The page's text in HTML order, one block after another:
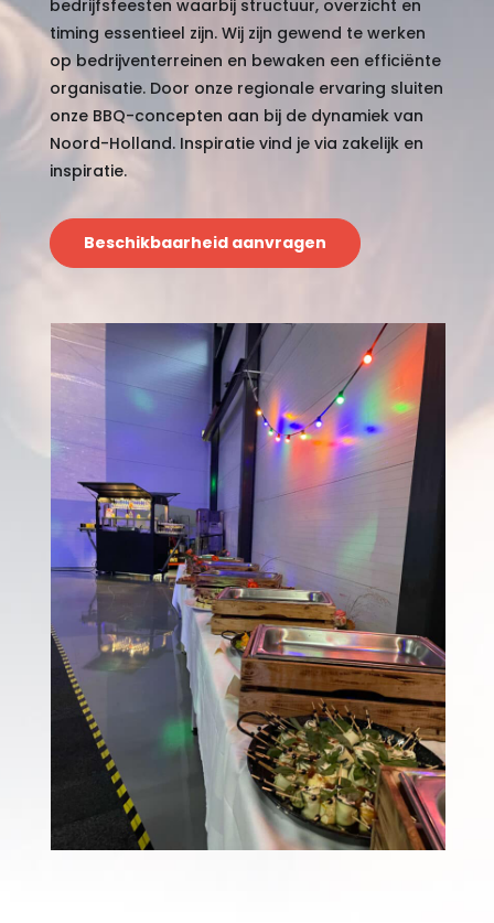
bedrijfsfeesten waarbij structuur, overzicht en
timing essentieel zijn. Wij zijn gewend te werken
op bedrijventerreinen en bewaken een efficiënte
organisatie. Door onze regionale ervaring sluiten
onze BBQ-concepten aan bij de dynamiek van
Noord-Holland. Inspiratie vind je via zakelijken
inspiratie.
Beschikbaarheid aanvragen